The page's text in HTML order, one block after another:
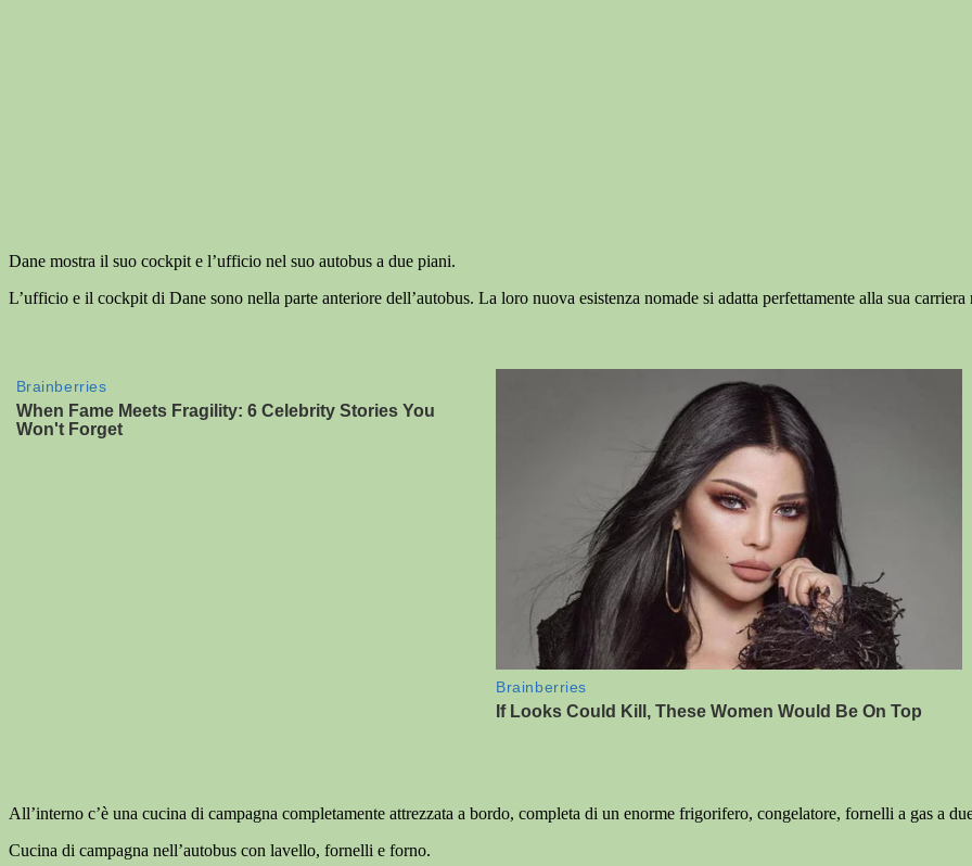
Dane mostra il suo cockpit e l’ufficio nel suo autobus a due piani.
L’ufficio e il cockpit di Dane sono nella parte anteriore dell’autobus. La loro nuova esistenza nomade si adatta perfettamente alla sua
All’interno c’è una cucina di campagna completamente attrezzata a bordo, completa di un enorme frigorifero, congelatore, fornelli a gas a
Cucina di campagna nell’autobus con lavello, fornelli e forno.